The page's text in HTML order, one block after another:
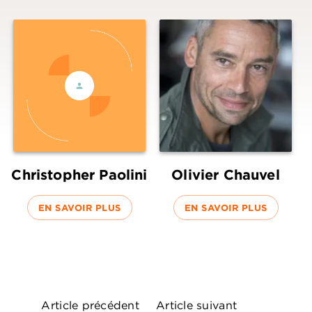
Christopher Paolini
EN SAVOIR PLUS
Olivier Chauvel
EN SAVOIR PLUS
Article précédent
Article suivant